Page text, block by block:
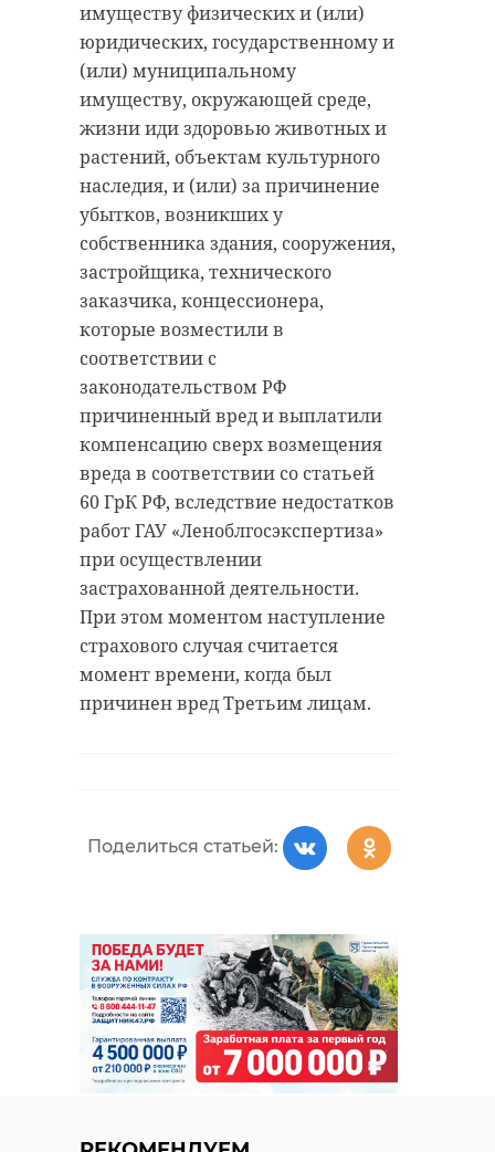
имуществу физических и (или)
юридических, государственному и
(или) муниципальному
имуществу, окружающей среде,
жизни иди здоровью животных и
растений, объектам культурного
наследия, и (или) за причинение
убытков, возникших у
собственника здания, сооружения,
застройщика, технического
заказчика, концессионера,
которые возместили в
соответствии с
законодательством РФ
причиненный вред и выплатили
компенсацию сверх возмещения
вреда в соответствии со статьей
60 ГрК РФ, вследствие недостатков
работ ГАУ «Леноблгосэкспертиза»
при осуществлении
застрахованной деятельности.
При этом моментом наступление
страхового случая считается
момент времени, когда был
причинен вред Третьим лицам.
Поделиться статьей:
РЕКОМЕНДУЕМ
Хирург из
Петербурга
восстанавливает
старинную финск
24 ноября 2020, 19:15
Уникальную
реликвию
века